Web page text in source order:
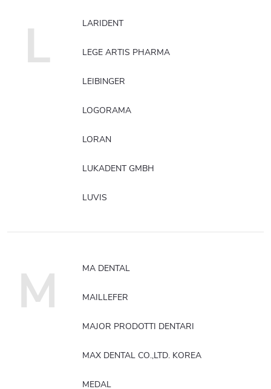
L LARIDENT
LEGE ARTIS PHARMA
LEIBINGER
LOGORAMA
LORAN
LUKADENT GMBH
LUVIS
M MA DENTAL
MAILLEFER
MAJOR PRODOTTI DENTARI
MAX DENTAL CO.,LTD. KOREA
MEDAL